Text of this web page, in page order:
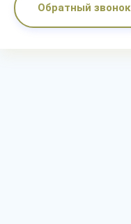
Обратный звонок